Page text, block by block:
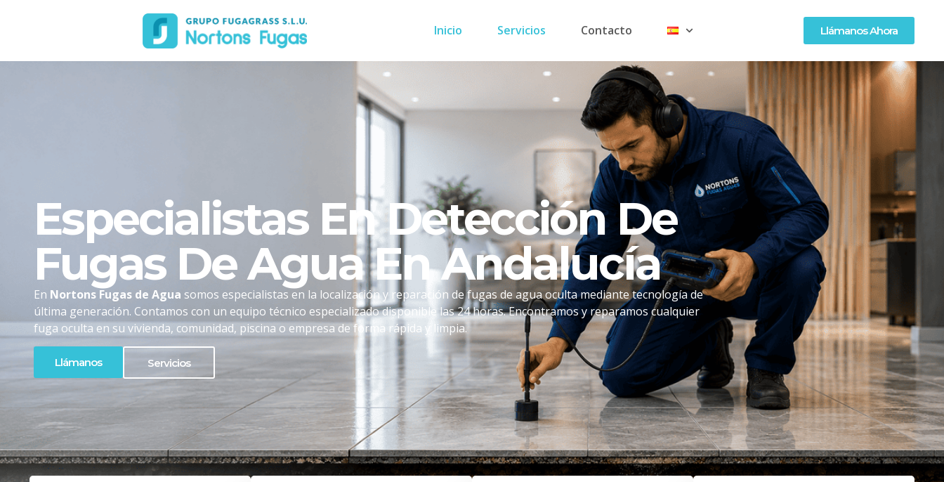
Inicio Servicios Contacto Llámanos Ahora
Especialistas En Detección De
Fugas De Agua En Andalucía
En Nortons Fugas de Agua somos especialistas en la localización y reparación de fugas de agua oculta mediante tecnología de
última generación. Contamos con un equipo técnico especializado disponible las 24 horas. Encontramos y reparamos cualquier
fuga oculta en su vivienda, comunidad, piscina o empresa de forma rápida y limpia.
Llámanos Servicios